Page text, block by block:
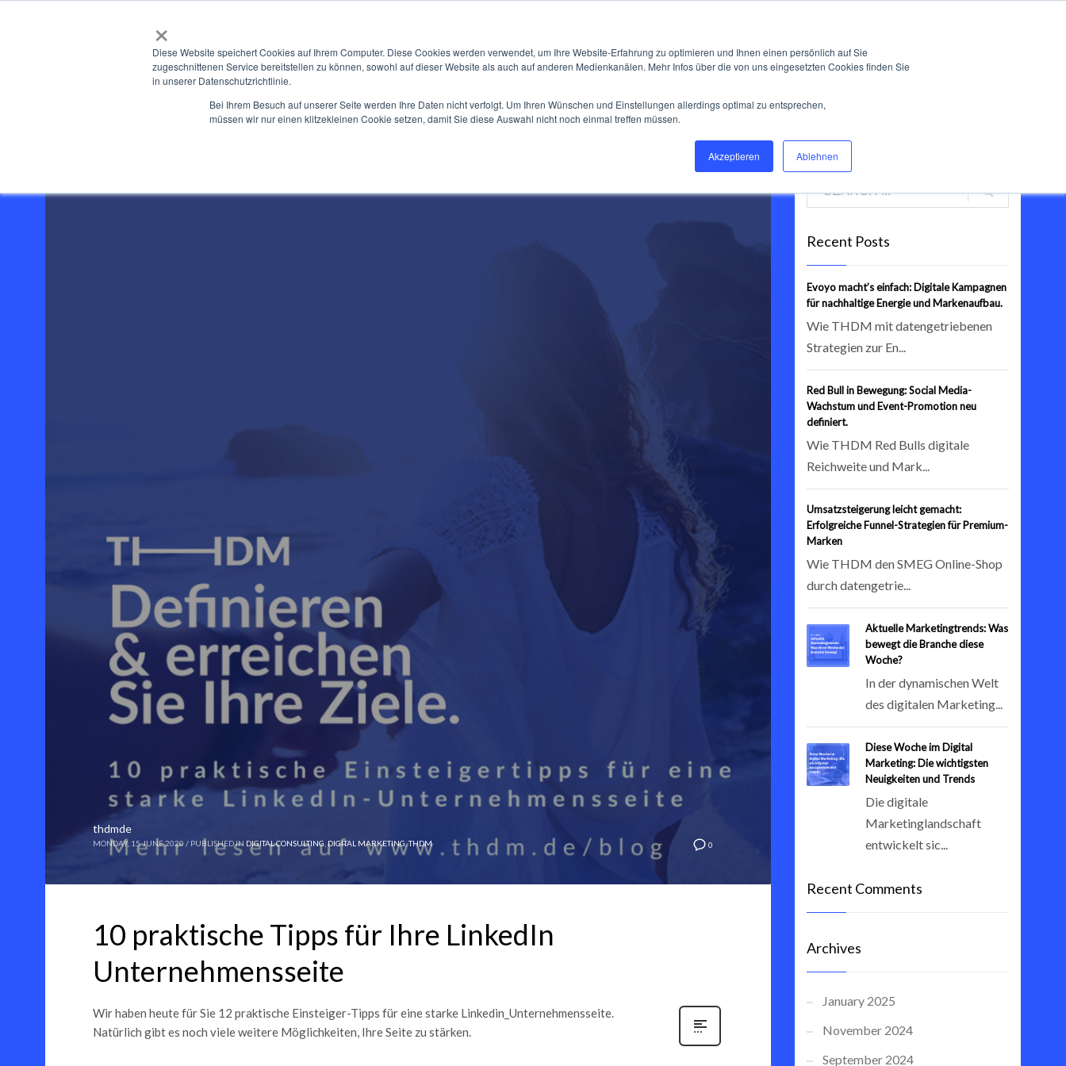
×
Diese Website speichert Cookies auf Ihrem Computer. Diese Cookies werden verwendet, um Ihre Website-Erfahrung zu optimieren und Ihnen einen persönlich auf Sie
zugeschnittenen Service bereitstellen zu können, sowohl auf dieser Website als auch auf anderen Medienkanälen. Mehr Infos über die von uns eingesetzten Cookies finden Sie
in unserer Datenschutzrichtlinie.
Bei Ihrem Besuch auf unserer Seite werden Ihre Daten nicht verfolgt. Um Ihren Wünschen und Einstellungen allerdings optimal zu entsprechen,
müssen wir nur einen klitzekleinen Cookie setzen, damit Sie diese Auswahl nicht noch einmal treffen müssen.
Akzeptieren Ablehnen
0
thdmde
MONDAY, 15 JUNE 2020 / PUBLISHED IN DIGITAL CONSULTING DIGITAL MARKETING,THDM
10 praktische Tipps für Ihre LinkedIn
Unternehmensseite
Wir haben heute für Sie 12 praktische Einsteiger-Tipps für eine starke Linkedin_Unternehmensseite.
Natürlich gibt es noch viele weitere Möglichkeiten, Ihre Seite zu stärken.
Recent Posts
Evoyo macht’s einfach: Digitale Kampagnen
für nachhaltige Energie und Markenaufbau.
Wie THDM mit datengetriebenen
Strategien zur En...
Red Bull in Bewegung: Social Media-
Wachstum und Event-Promotion neu
definiert.
Wie THDM Red Bulls digitale
Reichweite und Mark...
Umsatzsteigerung leicht gemacht:
Erfolgreiche Funnel-Strategien für Premium-
Marken
Wie THDM den SMEG Online-Shop
durch datengetrie...
Aktuelle Marketingtrends: Was
bewegt die Branche diese
Woche?
In der dynamischen Welt
des digitalen Marketing...
Diese Woche im Digital
Marketing: Die wichtigsten
Neuigkeiten und Trends
Die digitale
Marketinglandschaft
entwickelt sic...
Recent Comments
Archives
January 2025
November 2024
September 2024